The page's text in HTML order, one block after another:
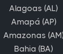
Alagoas (AL)
Amapá (AP)
Amazonas
Bahia (BA)